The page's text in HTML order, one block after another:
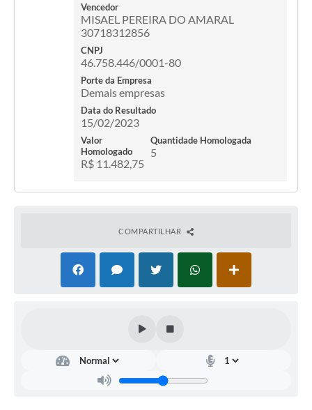
Vencedor
MISAEL PEREIRA DO AMARAL
30718312856
CNPJ
46.758.446/0001-80
Porte da Empresa
Demais empresas
Data do Resultado
15/02/2023
Valor
Homologado
R$ 11.482,75
Quantidade Homologada
5
COMPARTILHAR